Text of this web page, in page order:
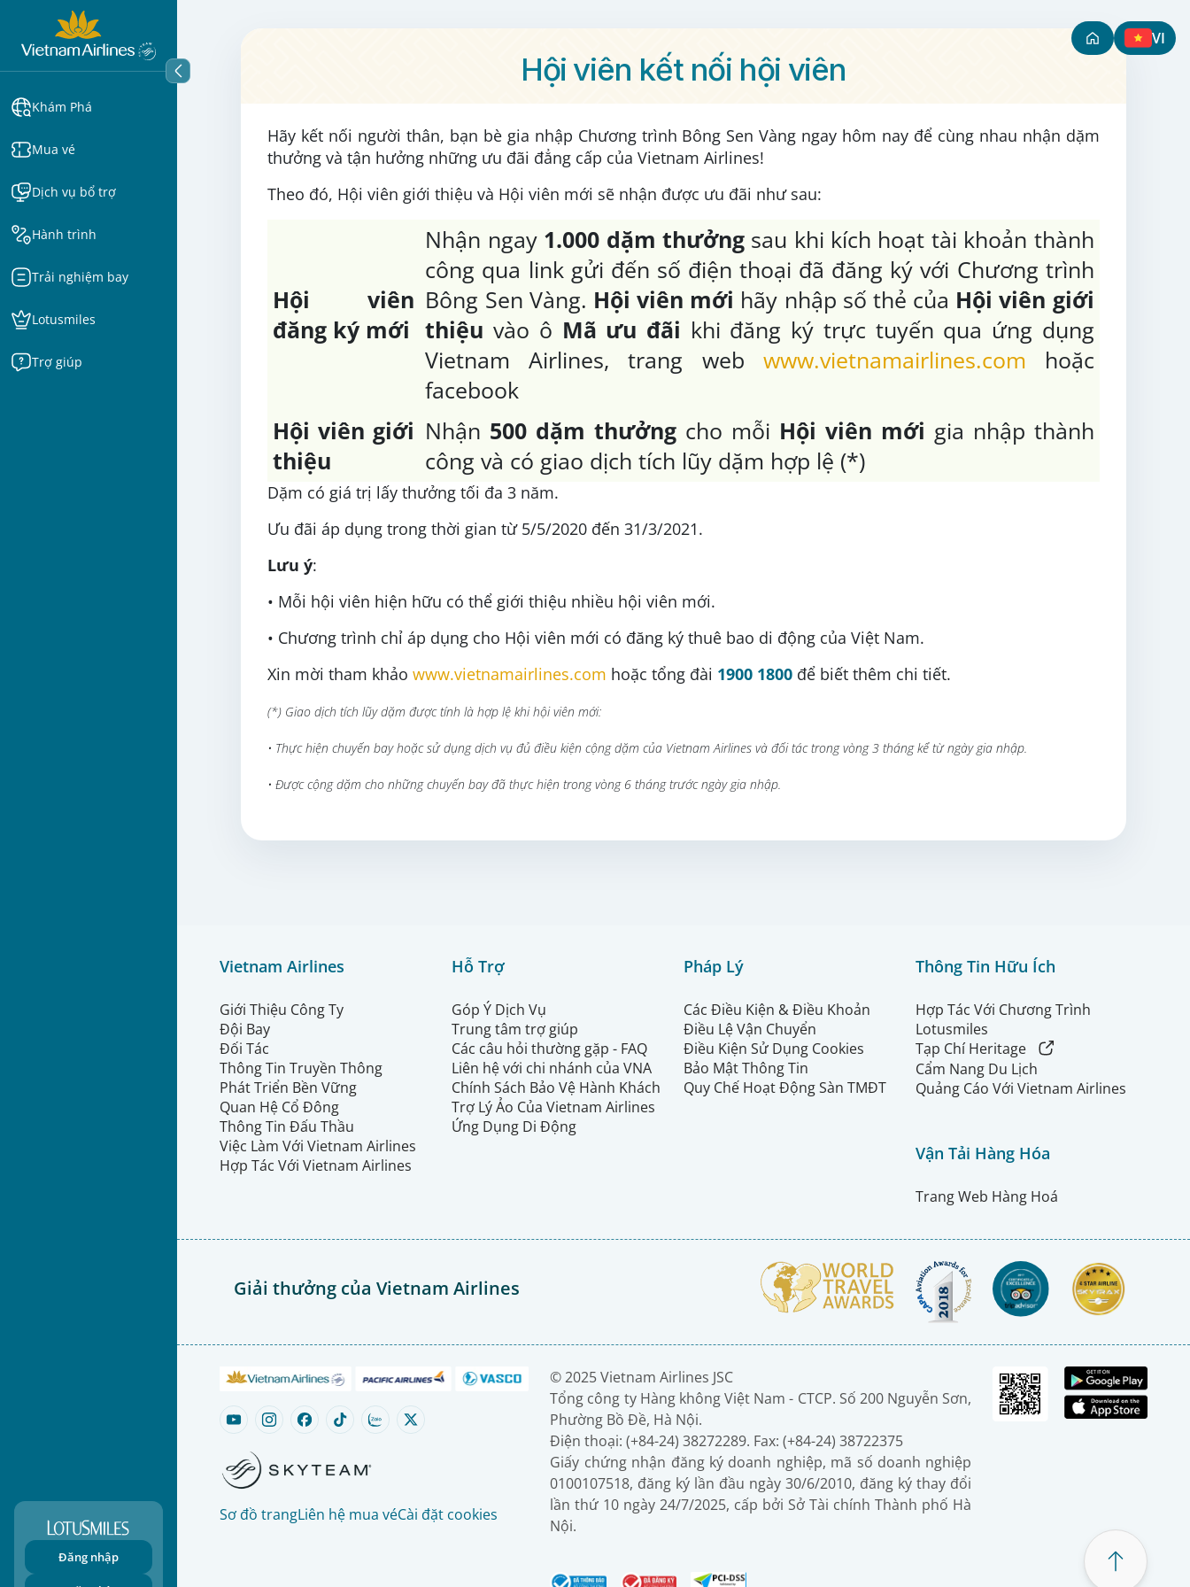
Khám Phá
Mua vé
Dịch vụ bổ trợ
Hành trình
Trải nghiệm bay
Lotusmiles
Trợ giúp
Đăng nhập
VI
Hội viên kết nối hội viên
Hãy kết nối người thân, bạn bè gia nhập Chương trình Bông Sen Vàng ngay hôm nay để cùng nhau nhận dặm
thưởng và tận hưởng những ưu đãi đẳng cấp của Vietnam Airlines!
Theo đó, Hội viên giới thiệu và Hội viên mới sẽ nhận được ưu đãi như sau:
Hội viên
đăng ký mới
Nhận ngay 1.000 dặm thưởng sau khi kích hoạt tài khoản thành
công qua link gửi đến số điện thoại đã đăng ký với Chương trình
Bông Sen Vàng. Hội viên mới hãy nhập số thẻ của Hội viên giới
thiệuvào ô Mã ưu đãi khi đăng ký trực tuyến qua ứng dụng
Vietnam Airlines, trang web www.vietnamairlines.com hoặc
facebook
Hội viên giới
thiệu
Nhận 500 dặm thưởng cho mỗi Hội viên mới gia nhập thành
công và có giao dịch tích lũy dặm hợp lệ (*)
Dặm có giá trị lấy thưởng tối đa 3 năm.
Ưu đãi áp dụng trong thời gian từ 5/5/2020 đến 31/3/2021.
Lưu ý:
• Mỗi hội viên hiện hữu có thể giới thiệu nhiều hội viên mới.
• Chương trình chỉ áp dụng cho Hội viên mới có đăng ký thuê bao di động của Việt Nam.
Xin mời tham khảo www.vietnamairlines.com hoặc tổng đài 1900 1800 để biết thêm chi tiết.
(*) Giao dịch tích lũy dặm được tính là hợp lệ khi hội viên mới:
• Thực hiện chuyến bay hoặc sử dụng dịch vụ đủ điều kiện cộng dặm của Vietnam Airlines và đối tác trong vòng 3 tháng kể từ ngày gia nhập.
• Được cộng dặm cho những chuyến bay đã thực hiện trong vòng 6 tháng trước ngày gia nhập.
Vietnam Airlines
Giới Thiệu Công Ty
Đội Bay
Đối Tác
Thông Tin Truyền Thông
Phát Triển Bền Vững
Quan Hệ Cổ Đông
Thông Tin Đấu Thầu
Việc Làm Với Vietnam Airlines
Hợp Tác Với Vietnam Airlines
Hỗ Trợ
Góp Ý Dịch Vụ
Trung tâm trợ giúp
Các câu hỏi thường gặp - FAQ
Liên hệ với chi nhánh của VNA
Chính Sách Bảo Vệ Hành Khách
Trợ Lý Ảo Của Vietnam Airlines
Ứng Dụng Di Động
Pháp Lý
Các Điều Kiện & Điều Khoản
Điều Lệ Vận Chuyển
Điều Kiện Sử Dụng Cookies
Bảo Mật Thông Tin
Quy Chế Hoạt Động Sàn TMĐT
Thông Tin Hữu Ích
Hợp Tác Với Chương Trình
Lotusmiles
Tạp Chí Heritage
Cẩm Nang Du Lịch
Quảng Cáo Với Vietnam Airlines
Vận Tải Hàng Hóa
Trang Web Hàng Hoá
Giải thưởng của Vietnam Airlines
Sơ đồ trangLiên hệ mua véCài đặt cookies
© 2025 Vietnam Airlines JSC
Tổng công ty Hàng không Việt Nam - CTCP. Số 200 Nguyễn Sơn,
Phường Bồ Đề, Hà Nội.
Điện thoại: (+84-24) 38272289. Fax: (+84-24) 38722375
Giấy chứng nhận đăng ký doanh nghiệp, mã số doanh nghiệp
0100107518, đăng ký lần đầu ngày 30/6/2010, đăng ký thay đổi
lần thứ 10 ngày 24/7/2025, cấp bởi Sở Tài chính Thành phố Hà
Nội.